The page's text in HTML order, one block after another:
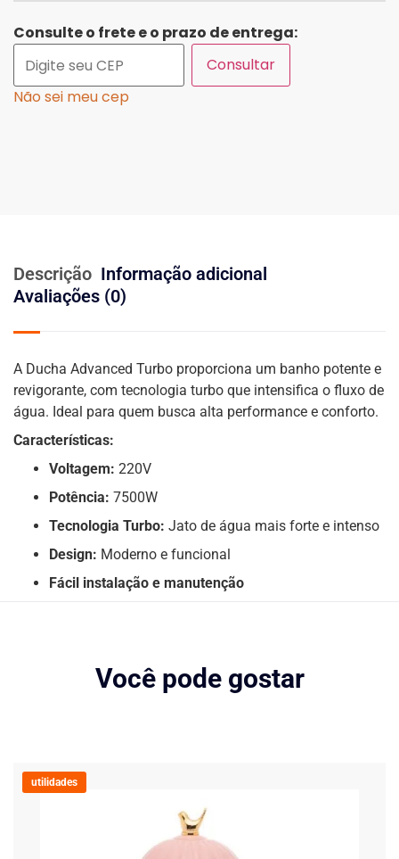
Consulte o frete e o prazo de entrega:
Consultar
Não sei meu cep
Descrição Informação adicional
Avaliações (0)
A Ducha Advanced Turbo proporciona um banho potente e
revigorante, com tecnologia turbo que intensifica o fluxo de
água. Ideal para quem busca alta performance e conforto.
Características:
Voltagem: 220V
Potência: 7500W
Tecnologia Turbo: Jato de água mais forte e intenso
Design: Moderno e funcional
Fácil instalação e manutenção
Você pode gostar
utilidades